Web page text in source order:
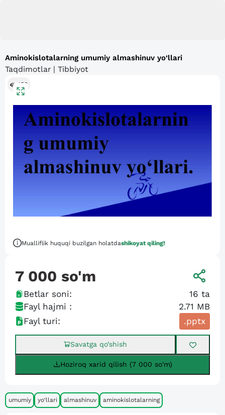
Aminokislotalarning umumiy almashinuv yo‘llari
Taqdimotlar | Tibbiyot
159
Mualliflik huquqi buzilgan holatdashikoyat qiling!
7 000 so'm
Betlar soni: 16 ta
Fayl hajmi :
2.71 MB
Fayl turi:
.pptx
Savatga qo’shish
Hoziroq xarid qilish (7 000 so'm)
umumiy yo‘llari almashinuv aminokislotalarning